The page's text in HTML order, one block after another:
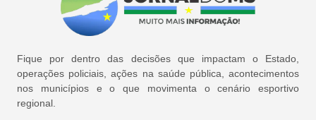
Fique por dentro das decisões que impactam o Estado,
operações policiais, ações na saúde pública, acontecimentos
nos municípios e o que movimenta o cenário esportivo
regional.